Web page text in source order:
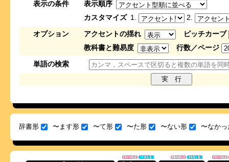
表示の条件
表示順序
カスタマイズ 1.
2.
オプション
アクセントの揺れ
ピッチカーブ
教科書と難易度
行数／ページ
単語の検索
辞書形 〜ます形 〜て形 〜た形 〜ない形 〜なかっ